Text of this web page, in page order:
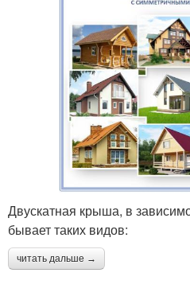
Двускатная крыша, в
бывает таких видов:
читать дальше →